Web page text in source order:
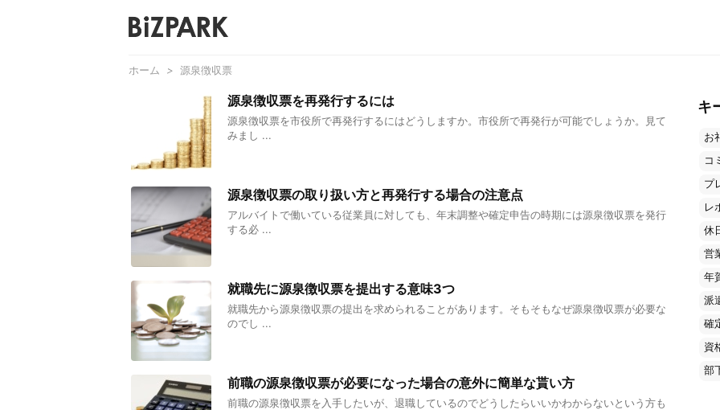
ホーム > 源泉徴収票
源泉徴収票を再発行するには
源泉徴収票を市役所で再発行するにはどうしますか。市役所で再発行が可能でしょうか。見て
みまし ...
源泉徴収票の取り扱い方と再発行する場合の注意点
アルバイトで働いている従業員に対しても、年末調整や確定申告の時期には源泉徴収票を発行
する必 ...
就職先に源泉徴収票を提出する意味3つ
就職先から源泉徴収票の提出を求められることがあります。そもそもなぜ源泉徴収票が必要な
のでし ...
前職の源泉徴収票が必要になった場合の意外に簡単な貰い方
前職の源泉徴収票を入手したいが、退職しているのでどうしたらいいかわからないという方も
キ
お
コ
プ
レ
休
営
年
派
確
資
部